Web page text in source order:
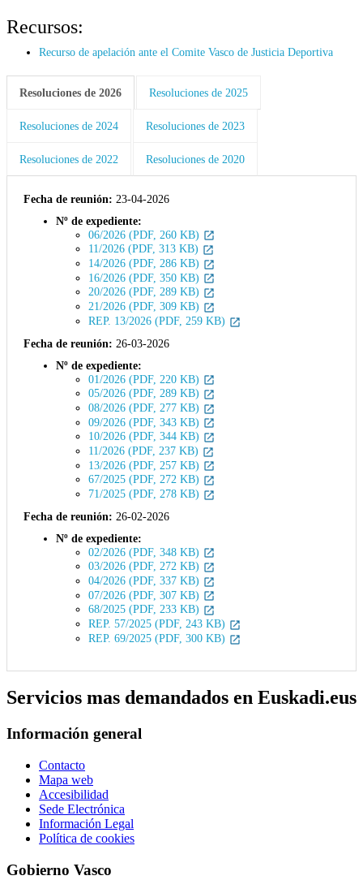
Recursos:
Recurso de apelación ante el Comite Vasco de Justicia Deportiva
Resoluciones de 2026 Resoluciones de 2025
Resoluciones de 2024 Resoluciones de 2023
Resoluciones de 2022 Resoluciones de 2020
Fecha de reunión: 23-04-2026
Nº de expediente:
06/2026 (PDF, 260 KB)
11/2026 (PDF, 313 KB)
14/2026 (PDF, 286 KB)
16/2026 (PDF, 350 KB)
20/2026 (PDF, 289 KB)
21/2026 (PDF, 309 KB)
REP. 13/2026 (PDF, 259 KB)
Fecha de reunión: 26-03-2026
Nº de expediente:
01/2026 (PDF, 220 KB)
05/2026 (PDF, 289 KB)
08/2026 (PDF, 277 KB)
09/2026 (PDF, 343 KB)
10/2026 (PDF, 344 KB)
11/2026 (PDF, 237 KB)
13/2026 (PDF, 257 KB)
67/2025 (PDF, 272 KB)
71/2025 (PDF, 278 KB)
Fecha de reunión: 26-02-2026
Nº de expediente:
02/2026 (PDF, 348 KB)
03/2026 (PDF, 272 KB)
04/2026 (PDF, 337 KB)
07/2026 (PDF, 307 KB)
68/2025 (PDF, 233 KB)
REP. 57/2025 (PDF, 243 KB)
REP. 69/2025 (PDF, 300 KB)
Servicios mas demandados en Euskadi.eus
Información general
Contacto
Mapa web
Accesibilidad
Sede Electrónica
Información Legal
Política de cookies
Gobierno Vasco